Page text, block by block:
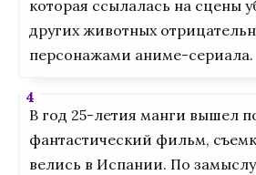
которая ссылалась на сцены
других животных
персонажами аниме-сериала.
В год 25-летия манги вышел
фантастический фильм,
велись в Испании. По